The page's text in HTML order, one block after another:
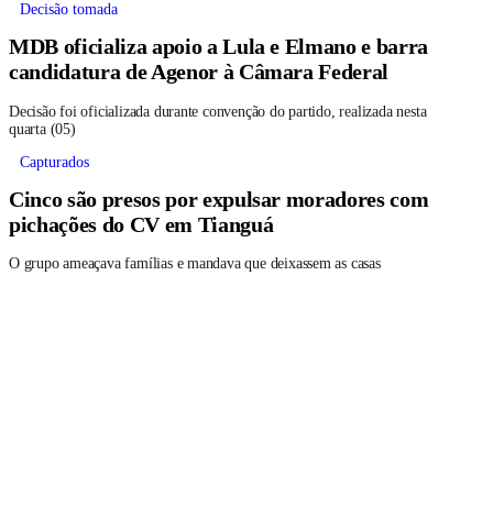
Decisão tomada
MDB oficializa apoio a Lula e Elmano e barra
candidatura de Agenor à Câmara Federal
Decisão foi oficializada durante convenção do partido, realizada nesta
quarta (05)
Capturados
Cinco são presos por expulsar moradores com
pichações do CV em Tianguá
O grupo ameaçava famílias e mandava que deixassem as casas